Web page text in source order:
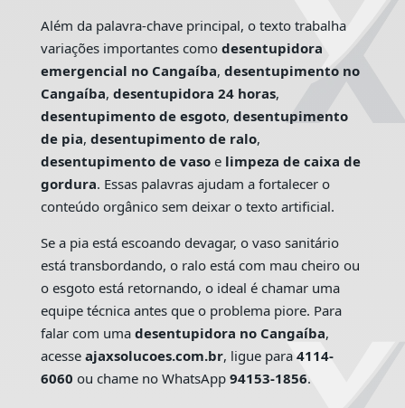
Além da palavra-chave principal, o texto trabalha
variações importantes como desentupidora
emergencial no Cangaíba, desentupimento no
Cangaíba, desentupidora 24 horas,
desentupimento de esgoto, desentupimento
de pia, desentupimento de ralo,
desentupimento de vasoe limpeza de caixa de
gordura. Essas palavras ajudam a fortalecer o
conteúdo orgânico sem deixar o texto artificial.
Se a pia está escoando devagar, o vaso sanitário
está transbordando, o ralo está com mau cheiro ou
o esgoto está retornando, o ideal é chamar uma
equipe técnica antes que o problema piore. Para
falar com uma desentupidora no Cangaíba,
acesse ajaxsolucoes.com.br, ligue para 4114-
6060 ou chame no WhatsApp 94153-1856.